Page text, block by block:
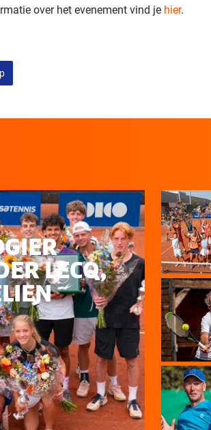
over het evenement vind je hier.
LECQ,